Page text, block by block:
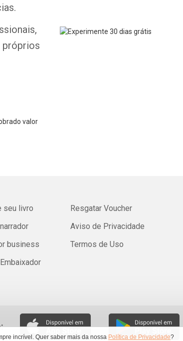
incrível. Quer saber mais da nossa Política de Privacidade?
próprios
valor
seu livro
business
Resgatar Voucher
Aviso de Privacidade
Termos de Uso